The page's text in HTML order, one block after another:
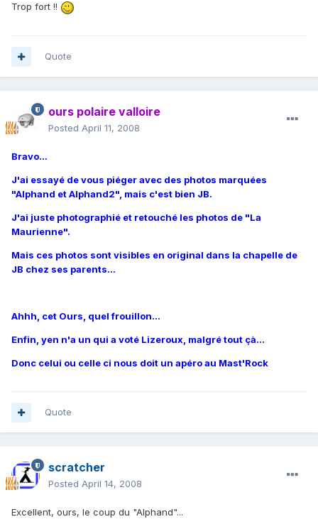
Trop fort !!
Quote
ours polaire valloire
Posted April 11, 2008
Bravo...
J'ai essayé de vous piéger avec des photos marquées
"Alphand et Alphand2", mais c'est bien JB.
J'ai juste photographié et retouché les photos de "La
Maurienne".
Mais ces photos sont visibles en original dans la chapelle de
JB chez ses parents...
Ahhh, cet Ours, quel frouillon...
Enfin, yen n'a un qui a voté Lizeroux, malgré tout çà...
Donc celui ou celle ci nous doit un apéro au Mast'Rock
Quote
scratcher
Posted April 14, 2008
Excellent, ours, le coup du "Alphand"...